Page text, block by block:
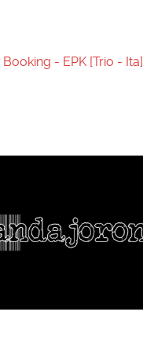
Booking - EPK [Trio - Ita]